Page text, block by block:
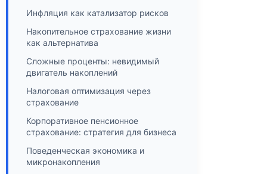
Инфляция как катализатор рисков
Накопительное страхование жизни
как альтернатива
Сложные проценты: невидимый
двигатель накоплений
Налоговая оптимизация через
страхование
Корпоративное пенсионное
страхование: стратегия для бизнеса
Поведенческая экономика и
микронакопления